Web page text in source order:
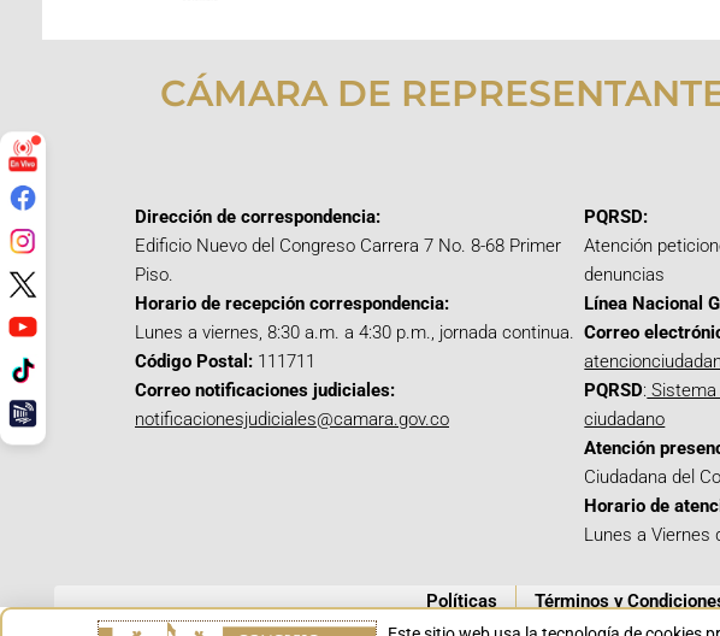
CÁMARA DE
Dirección de correspondencia:
Edificio Nuevo del Congreso Carrera 7 No. 8-68 Primer
Piso.
Horario de recepción correspondencia:
Lunes a viernes, 8:30 a.m. a 4:30 p.m., jornada continua.
Código Postal: 111711
Correo notificaciones judiciales:
notificacionesjudiciales@camara.gov.co
PQRSD:
Atención
denuncias
Línea Nacional
Correo
PQRSD: Sistema
ciudadano
Atención
Ciudadana del
Horario de
Lunes a Viernes
Políticas Términos y